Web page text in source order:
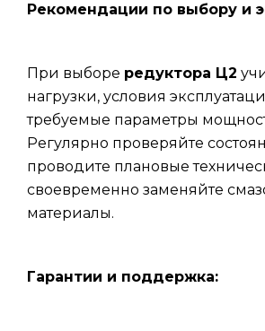
Рекомендации по выбору и
При выборе редуктора Ц2
нагрузки, условия
требуемые параметры
Регулярно проверяйте
проводите плановые
своевременно заменяйте
материалы.
Гарантии и поддержка: